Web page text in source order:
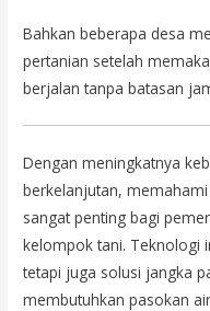
Bahkan beberapa desa
pertanian setelah
berjalan tanpa batasan
Dengan meningkatnya
berkelanjutan, memahami
sangat penting bagi
kelompok tani. Teknologi
tetapi juga solusi jangka
membutuhkan pasokan